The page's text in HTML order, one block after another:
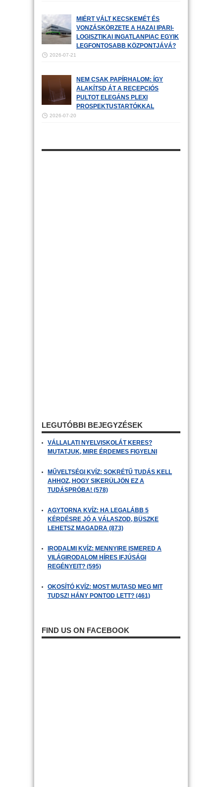
MIÉRT VÁLT KECSKEMÉT ÉS
VONZÁSKÖRZETE A HAZAI IPARI-
LOGISZTIKAI INGATLANPIAC EGYIK
LEGFONTOSABB KÖZPONTJÁVÁ?
2026-07-21
NEM CSAK PAPÍRHALOM: ÍGY
ALAKÍTSD ÁT A RECEPCIÓS
PULTOT ELEGÁNS PLEXI
PROSPEKTUSTARTÓKKAL
2026-07-20
LEGUTÓBBI BEJEGYZÉSEK
VÁLLALATI NYELVISKOLÁT KERES?
MUTATJUK, MIRE ÉRDEMES FIGYELNI
MŰVELTSÉGI KVÍZ: SOKRÉTŰ TUDÁS KELL
AHHOZ, HOGY SIKERÜLJÖN EZ A
TUDÁSPRÓBA! (578)
AGYTORNA KVÍZ: HA LEGALÁBB 5
KÉRDÉSRE JÓ A VÁLASZOD, BÜSZKE
LEHETSZ MAGADRA (873)
IRODALMI KVÍZ: MENNYIRE ISMERED A
VILÁGIRODALOM HÍRES IFJÚSÁGI
REGÉNYEIT? (595)
OKOSÍTÓ KVÍZ: MOST MUTASD MEG MIT
TUDSZ! HÁNY PONTOD LETT? (461)
FIND US ON FACEBOOK